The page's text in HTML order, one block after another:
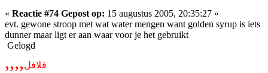
« Reactie #74 Gepost op: 15 augustus 2005, 20:35:27 »
evt. gewone stroop met wat water mengen want golden syrup is iets
dunner maar ligt er aan waar voor je het gebruikt
Gelogd
,,,,فلافل